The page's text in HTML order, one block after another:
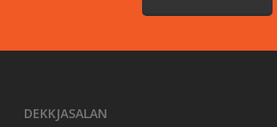
DEKKJASALAN